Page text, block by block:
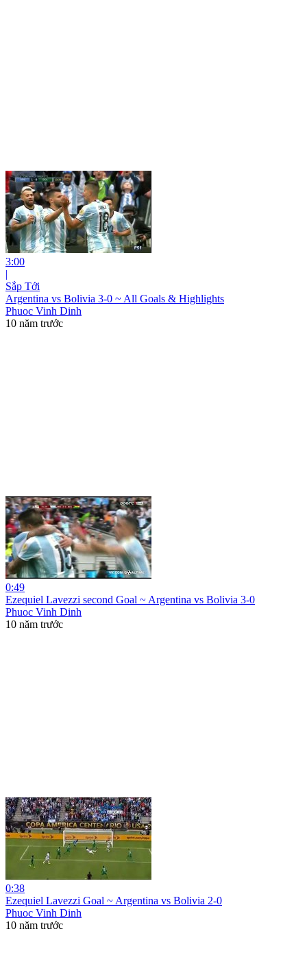
3:00
|
Sắp Tới
Argentina vs Bolivia 3-0 ~ All Goals & Highlights
Phuoc Vinh Dinh
10 năm trước
0:49
Ezequiel Lavezzi second Goal ~ Argentina vs Bolivia 3-0
Phuoc Vinh Dinh
10 năm trước
0:38
Ezequiel Lavezzi Goal ~ Argentina vs Bolivia 2-0
Phuoc Vinh Dinh
10 năm trước